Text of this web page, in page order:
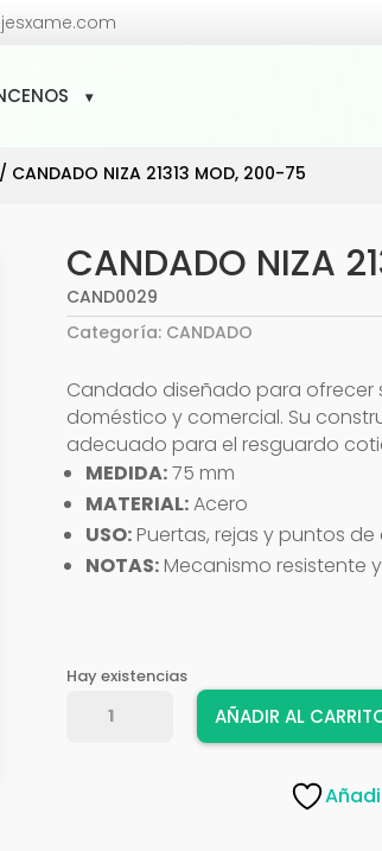
/ CANDADO NIZA 21313 MOD, 200-75
CANDADO NIZA
CAND0029
Categoría: CANDADO
Candado diseñado para
doméstico y comercial. Su
adecuado para el resguardo
MEDIDA:75 mm
MATERIAL:Acero
USO: Puertas, rejas y puntos
NOTAS: Mecanismo resistente
Hay existencias
AÑADIR AL